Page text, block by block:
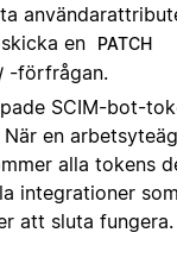
en
PATCH
-förfrågan.
SCIM-bot-
en
alla tokens
integrationer
att sluta fungera.